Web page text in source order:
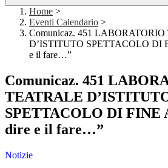
Home >
Eventi Calendario >
Comunicaz. 451
D’ISTITUTO SPETTACOLO DI
e il fare…”
Comunicaz. 451
TEATRALE
SPETTACOLO DI FINE
dire e il fare…”
Notizie